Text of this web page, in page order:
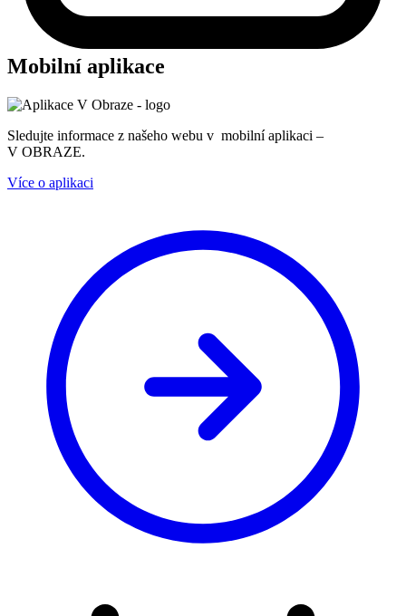
Mobilní aplikace
Sledujte informace z našeho webu v mobilní aplikaci –
V OBRAZE.
Více o aplikaci